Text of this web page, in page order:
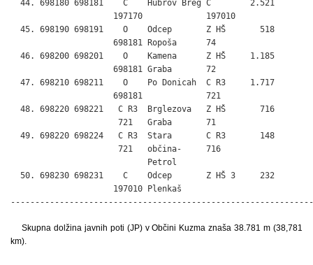
  44. 698180 698181    C    Hubrov Breg C        2.521
                     197170             197010
  45. 698190 698191    O    Odcep       Z HŠ       518
                     698181 Ropoša      74
  46. 698200 698201    O    Kamena      Z HŠ     1.185
                     698181 Graba       72
  47. 698210 698211    O    Po Donicah  C R3     1.717
                     698181             721
  48. 698220 698221   C R3  Brglezova   Z HŠ       716
                      721   Graba       71
  49. 698220 698224   C R3  Stara       C R3       148
                      721   občina-     716
                            Petrol
  50. 698230 698231    C    Odcep       Z HŠ 3     232
                     197010 Plenkaš
Skupna dolžina javnih poti (JP) v Občini Kuzma znaša 38.781 m (38,781
km).